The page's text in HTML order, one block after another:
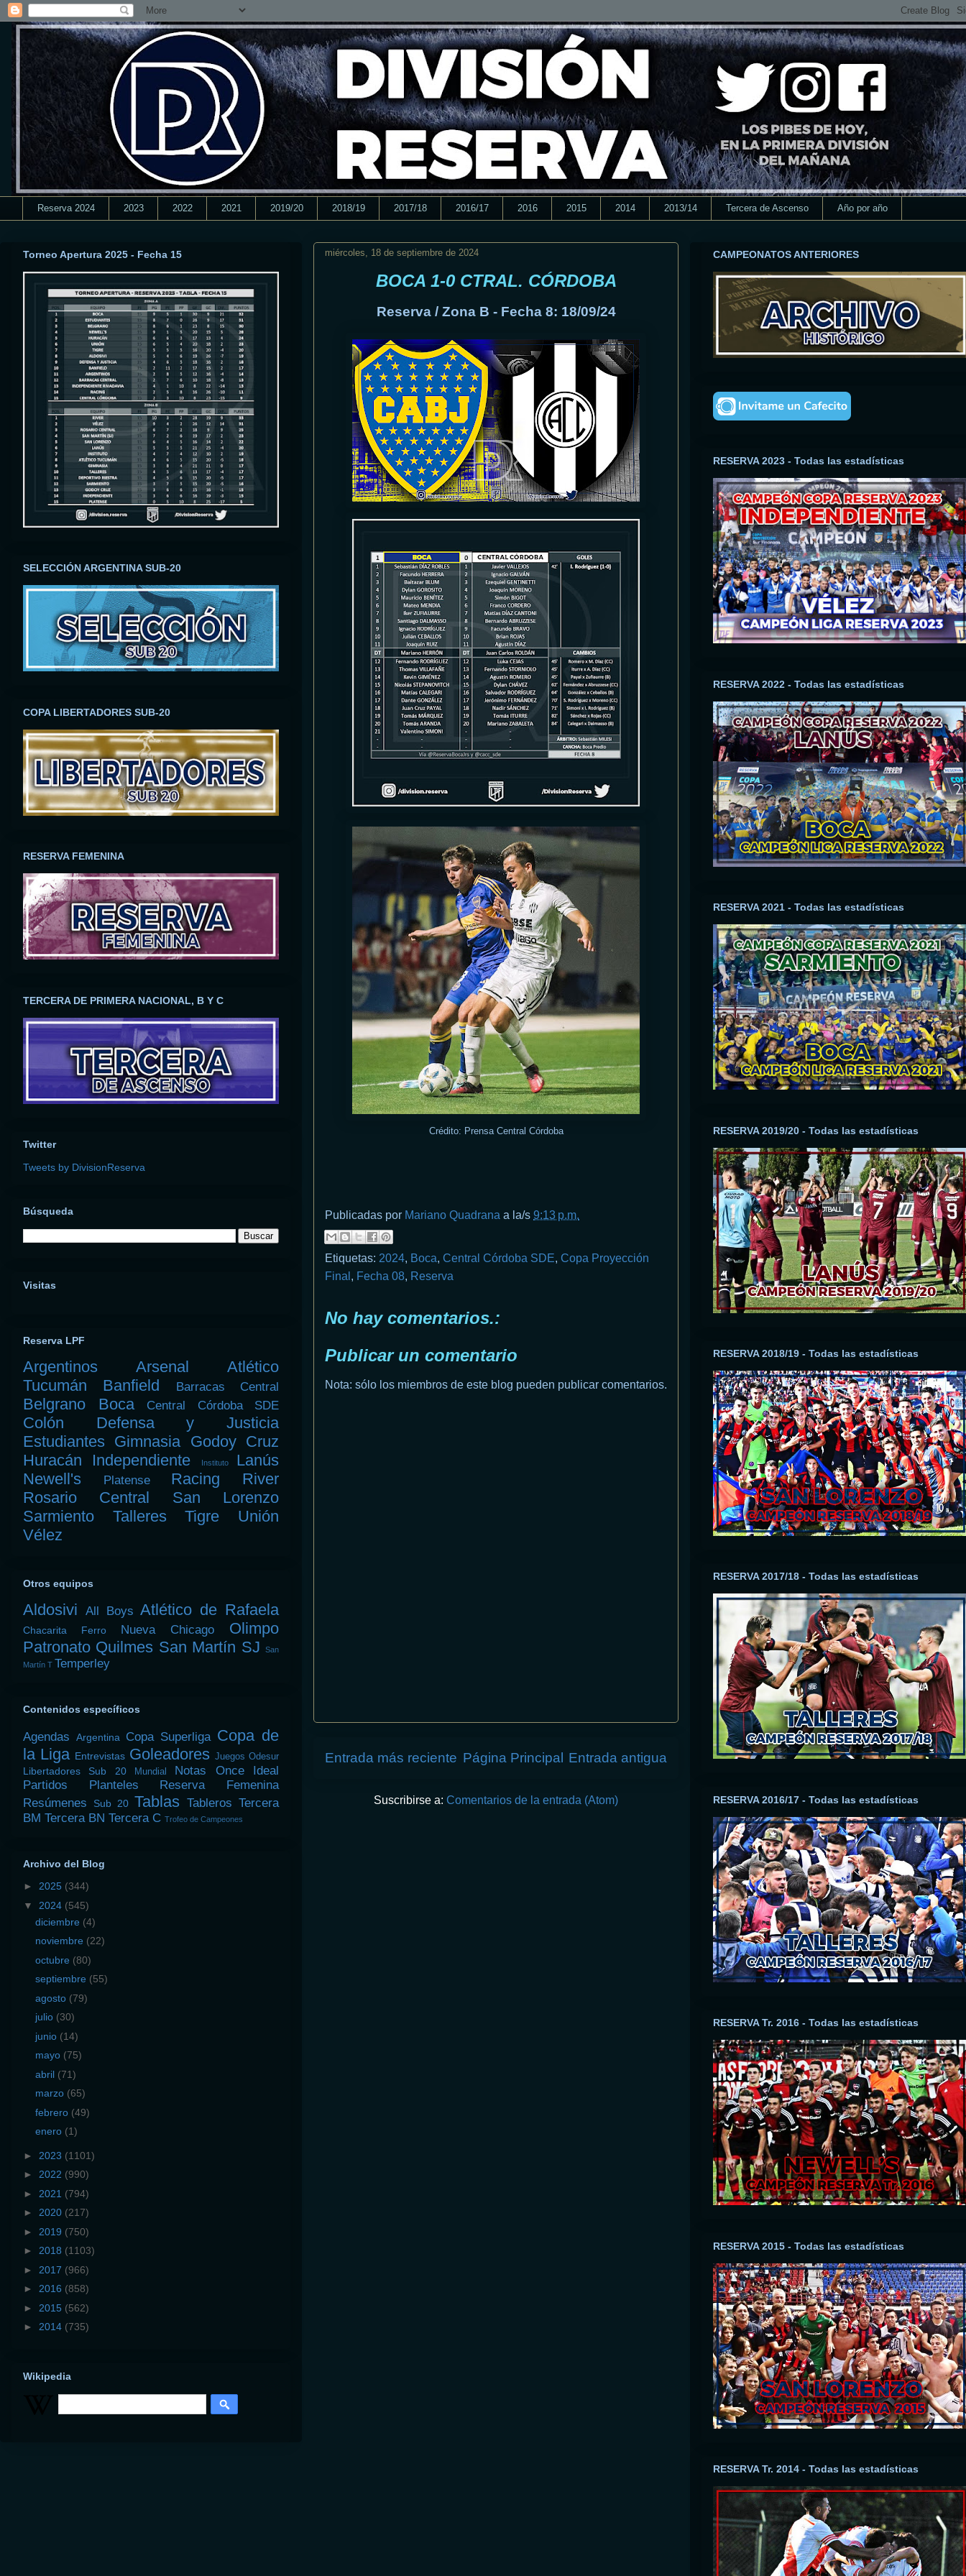
Reserva 2024 2023 2022 2021 2019/20 2018/19 2017/18 2016/17 2016 2015 2014 2013/14 Tercera de Ascenso Año por año
miércoles, 18 de septiembre de 2024
BOCA 1-0 CTRAL. CÓRDOBA
Reserva / Zona B - Fecha 8: 18/09/24
Crédito: Prensa Central Córdoba
Publicadas por Mariano Quadrana a la/s 9:13 p.m.
Etiquetas: 2024, Boca, Central Córdoba SDE, Copa Proyección
Final , Fecha 08, Reserva
No hay comentarios.:
Publicar un comentario
Nota: sólo los miembros de este blog pueden publicar comentarios.
Entrada más reciente Entrada antigua
Página Principal
Suscribirse a: Comentarios de la entrada (Atom)
Torneo Apertura 2025 - Fecha 15
SELECCIÓN ARGENTINA SUB-20
COPA LIBERTADORES SUB-20
RESERVA FEMENINA
TERCERA DE PRIMERA NACIONAL, B Y C
Twitter
Tweets by DivisionReserva
Búsqueda
Visitas
Reserva LPF
Argentinos Arsenal
Atlético
Tucumán
Banfield Barracas Central
Belgrano Boca Central Córdoba SDE
Colón
Defensa y Justicia
Estudiantes Gimnasia Godoy Cruz
Huracán
Independiente Instituto
Lanús
Newell's
Platense Racing
River
Rosario Central
San Lorenzo
Sarmiento
Talleres Tigre
Unión
Vélez
Otros equipos
Aldosivi All Boys Atlético de Rafaela
Chacarita Ferro Nueva Chicago
Olimpo
Patronato Quilmes San Martín SJ
San
Martín T Temperley
Contenidos específicos
Agendas Argentina Copa Superliga Copa de
la Liga Entrevistas Goleadores Juegos Odesur
Libertadores Sub 20 Mundial Notas
Once Ideal
Partidos
Planteles
Reserva Femenina
Resúmenes
Sub 20 Tablas Tableros Tercera
BM Tercera BN Tercera C Trofeo de Campeones
Archivo del Blog
► 2025 (344)
▼ 2024 (545)
diciembre (4)
noviembre (22)
octubre (80)
septiembre (55)
agosto (79)
julio (30)
junio (14)
mayo (75)
abril (71)
marzo (65)
febrero (49)
enero (1)
► 2023 (1101)
► 2022 (990)
► 2021 (794)
► 2020 (217)
► 2019 (750)
► 2018 (1103)
► 2017 (966)
► 2016 (858)
► 2015 (562)
► 2014 (735)
Wikipedia
CAMPEONATOS ANTERIORES
RESERVA 2023 - Todas las estadísticas
RESERVA 2022 - Todas las estadísticas
RESERVA 2021 - Todas las estadísticas
RESERVA 2019/20 - Todas las estadísticas
RESERVA 2018/19 - Todas las estadísticas
RESERVA 2017/18 - Todas las estadísticas
RESERVA 2016/17 - Todas las estadísticas
RESERVA Tr. 2016 - Todas las estadísticas
RESERVA 2015 - Todas las estadísticas
RESERVA Tr. 2014 - Todas las estadísticas